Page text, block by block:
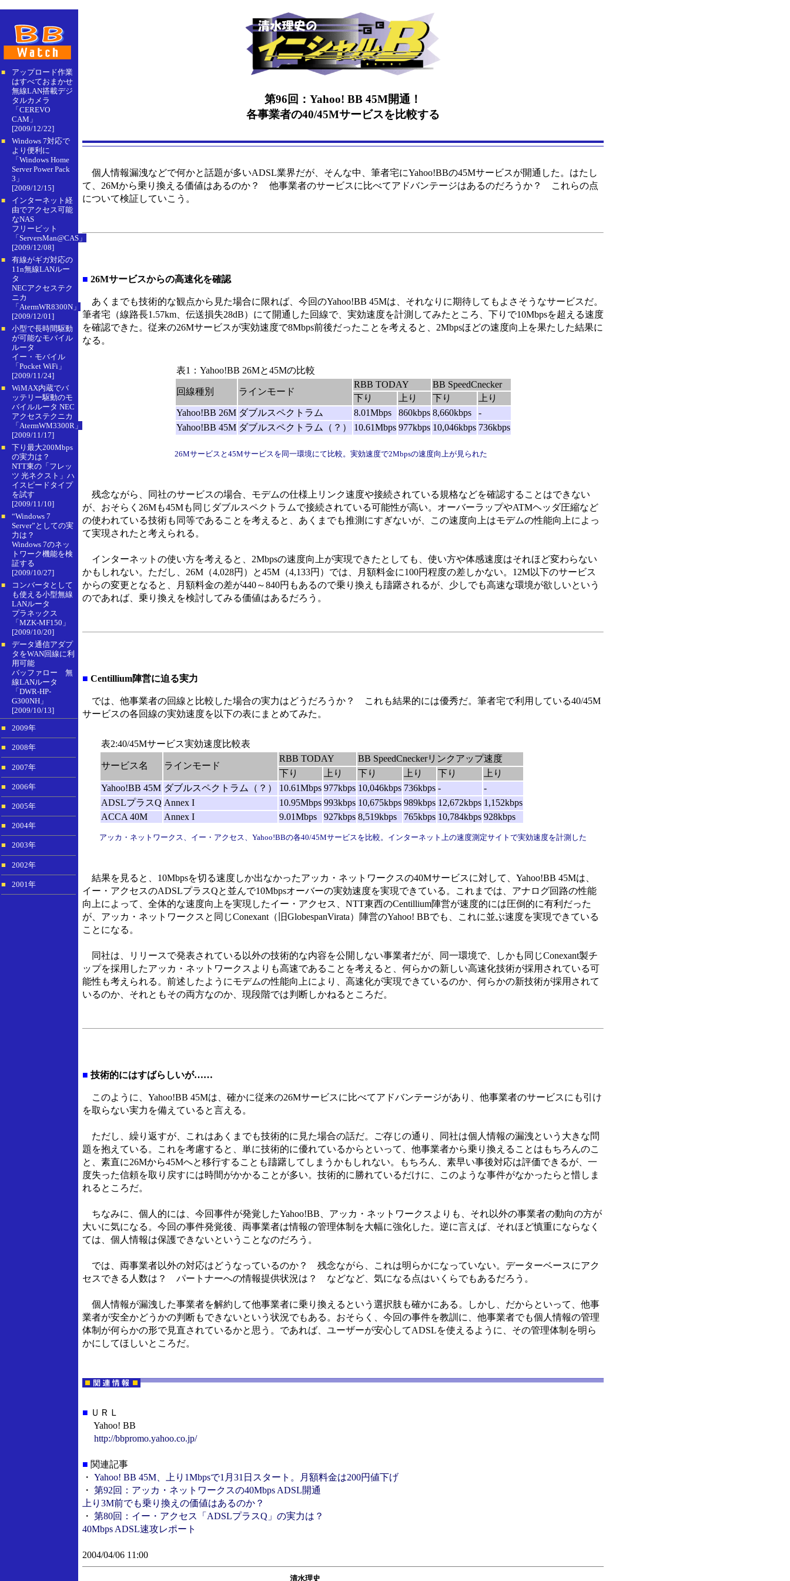
■
アップロード作業
はすべておまかせ
無線LAN搭載デジ
タルカメラ
「CEREVO
CAM」
[2009/12/22]
■
Windows 7対応で
より便利に
「Windows Home
Server Power Pack
3」
[2009/12/15]
■
インターネット経
由でアクセス可能
なNAS
フリービット
「ServersMan@CAS」
[2009/12/08]
■
有線がギガ対応の
11n無線LANルー
タ
NECアクセステク
ニカ
「AtermWR8300N」
[2009/12/01]
■
小型で長時間駆動
が可能なモバイル
ルータ
イー・モバイル
「Pocket WiFi」
[2009/11/24]
■
WiMAX内蔵でバ
ッテリー駆動のモ
バイルルータ NEC
アクセステクニカ
「AtermWM3300R」
[2009/11/17]
■
下り最大200Mbps
の実力は？
NTT東の「フレッ
ツ 光ネクスト」ハ
イスピードタイプ
を試す
[2009/11/10]
■
“Windows 7
Server”としての実
力は？
Windows 7のネッ
トワーク機能を検
証する
[2009/10/27]
■
コンバータとして
も使える小型無線
LANルータ
プラネックス
「MZK-MF150」
[2009/10/20]
■
データ通信アダプ
タをWAN回線に利
用可能
バッファロー 無
線LANルータ
「DWR-HP-
G300NH」
[2009/10/13]
■ 2009年
■ 2008年
■ 2007年
■ 2006年
■ 2005年
■ 2004年
■ 2003年
■ 2002年
■ 2001年
第96回：Yahoo! BB 45M開通！
各事業者の40/45Mサービスを比較する
個人情報漏洩などで何かと話題が多いADSL業界だが、そんな中、筆者宅にYahoo!BBの45Mサービスが開通した。はたし
て、26Mから乗り換える価値はあるのか？ 他事業者のサービスに比べてアドバンテージはあるのだろうか？ これらの点
について検証していこう。
■ 26Mサービスからの高速化を確認
あくまでも技術的な観点から見た場合に限れば、今回のYahoo!BB 45Mは、それなりに期待してもよさそうなサービスだ。
筆者宅（線路長1.57km、伝送損失28dB）にて開通した回線で、実効速度を計測してみたところ、下りで10Mbpsを超える速度
を確認できた。従来の26Mサービスが実効速度で8Mbps前後だったことを考えると、2Mbpsほどの速度向上を果たした結果に
なる。
表1：Yahoo!BB 26Mと45Mの比較
回線種別 ラインモード
RBB TODAY
BB SpeedCnecker
下り
上り 下り
上り
Yahoo!BB 26M ダブルスペクトラム 8.01Mbps 860kbps 8,660kbps
-
Yahoo!BB 45M ダブルスペクトラム（？） 10.61Mbps 977kbps 10,046kbps 736kbps
26Mサービスと45Mサービスを同一環境にて比較。実効速度で2Mbpsの速度向上が見られた
残念ながら、同社のサービスの場合、モデムの仕様上リンク速度や接続されている規格などを確認することはできない
が、おそらく26Mも45Mも同じダブルスペクトラムで接続されている可能性が高い。オーバーラップやATMヘッダ圧縮など
の使われている技術も同等であることを考えると、あくまでも推測にすぎないが、この速度向上はモデムの性能向上によっ
て実現されたと考えられる。
インターネットの使い方を考えると、2Mbpsの速度向上が実現できたとしても、使い方や体感速度はそれほど変わらない
かもしれない。ただし、26M（4,028円）と45M（4,133円）では、月額料金に100円程度の差しかない。12M以下のサービス
からの変更となると、月額料金の差が440～840円もあるので乗り換えも躊躇されるが、少しでも高速な環境が欲しいという
のであれば、乗り換えを検討してみる価値はあるだろう。
■ Centillium陣営に迫る実力
では、他事業者の回線と比較した場合の実力はどうだろうか？ これも結果的には優秀だ。筆者宅で利用している40/45M
サービスの各回線の実効速度を以下の表にまとめてみた。
表2:40/45Mサービス実効速度比較表
サービス名 ラインモード
RBB TODAY
BB SpeedCneckerリンクアップ速度
下り
上り 下り 上り 下り
上り
Yahoo!BB 45M ダブルスペクトラム（？） 10.61Mbps 977kbps 10,046kbps 736kbps -
-
ADSLプラスQ Annex I 10.95Mbps 993kbps 10,675kbps 989kbps 12,672kbps 1,152kbps
ACCA 40M
Annex I 9.01Mbps 927kbps 8,519kbps 765kbps 10,784kbps 928kbps
アッカ・ネットワークス、イー・アクセス、Yahoo!BBの各40/45Mサービスを比較。インターネット上の速度測定サイトで実効速度を計測した
結果を見ると、10Mbpsを切る速度しか出なかったアッカ・ネットワークスの40Mサービスに対して、Yahoo!BB 45Mは、
イー・アクセスのADSLプラスQと並んで10Mbpsオーバーの実効速度を実現できている。これまでは、アナログ回路の性能
向上によって、全体的な速度向上を実現したイー・アクセス、NTT東西のCentillium陣営が速度的には圧倒的に有利だった
が、アッカ・ネットワークスと同じConexant（旧GlobespanVirata）陣営のYahoo! BBでも、これに並ぶ速度を実現できている
ことになる。
同社は、リリースで発表されている以外の技術的な内容を公開しない事業者だが、同一環境で、しかも同じConexant製チ
ップを採用したアッカ・ネットワークスよりも高速であることを考えると、何らかの新しい高速化技術が採用されている可
能性も考えられる。前述したようにモデムの性能向上により、高速化が実現できているのか、何らかの新技術が採用されて
いるのか、それともその両方なのか、現段階では判断しかねるところだ。
■ 技術的にはすばらしいが……
このように、Yahoo!BB 45Mは、確かに従来の26Mサービスに比べてアドバンテージがあり、他事業者のサービスにも引け
を取らない実力を備えていると言える。
ただし、繰り返すが、これはあくまでも技術的に見た場合の話だ。ご存じの通り、同社は個人情報の漏洩という大きな問
題を抱えている。これを考慮すると、単に技術的に優れているからといって、他事業者から乗り換えることはもちろんのこ
と、素直に26Mから45Mへと移行することも躊躇してしまうかもしれない。もちろん、素早い事後対応は評価できるが、一
度失った信頼を取り戻すには時間がかかることが多い。技術的に勝れているだけに、このような事件がなかったらと惜しま
れるところだ。
ちなみに、個人的には、今回事件が発覚したYahoo!BB、アッカ・ネットワークスよりも、それ以外の事業者の動向の方が
大いに気になる。今回の事件発覚後、両事業者は情報の管理体制を大幅に強化した。逆に言えば、それほど慎重にならなく
ては、個人情報は保護できないということなのだろう。
では、両事業者以外の対応はどうなっているのか？ 残念ながら、これは明らかになっていない。データーベースにアク
セスできる人数は？ パートナーへの情報提供状況は？ などなど、気になる点はいくらでもあるだろう。
個人情報が漏洩した事業者を解約して他事業者に乗り換えるという選択肢も確かにある。しかし、だからといって、他事
業者が安全かどうかの判断もできないという状況でもある。おそらく、今回の事件を教訓に、他事業者でも個人情報の管理
体制が何らかの形で見直されているかと思う。であれば、ユーザーが安心してADSLを使えるように、その管理体制を明ら
かにしてほしいところだ。
■ ＵＲＬ
Yahoo! BB
http://bbpromo.yahoo.co.jp/
■ 関連記事
・ Yahoo! BB 45M、上り1Mbpsで1月31日スタート。月額料金は200円値下げ
・ 第92回：アッカ・ネットワークスの40Mbps ADSL開通
上り3M前でも乗り換えの価値はあるのか？
・ 第80回：イー・アクセス「ADSLプラスQ」の実力は？
40Mbps ADSL速攻レポート
2004/04/06 11:00
清水理史